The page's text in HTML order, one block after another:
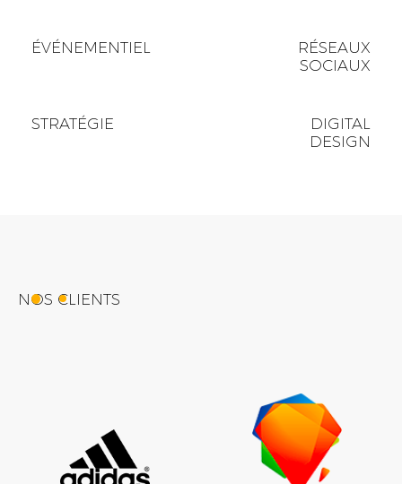
ÉVÉNEMENTIEL
RÉSEAUX
SOCIAUX
STRATÉGIE
DIGITAL
DESIGN
NOS CLIENTS